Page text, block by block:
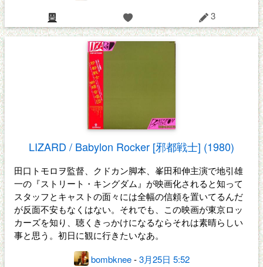
3
LIZARD / Babylon Rocker [邪都戦士] (1980)
田口トモロヲ監督、クドカン脚本、峯田和伸主演で地引雄
一の『ストリート・キングダム』が映画化されると知って
スタッフとキャストの面々には全幅の信頼を置いてるんだ
が反面不安もなくはない。それでも、この映画が東京ロッ
カーズを知り、聴くきっかけになるならそれは素晴らしい
事と思う。初日に観に行きたいなあ。
bombknee-3月25日 5:52